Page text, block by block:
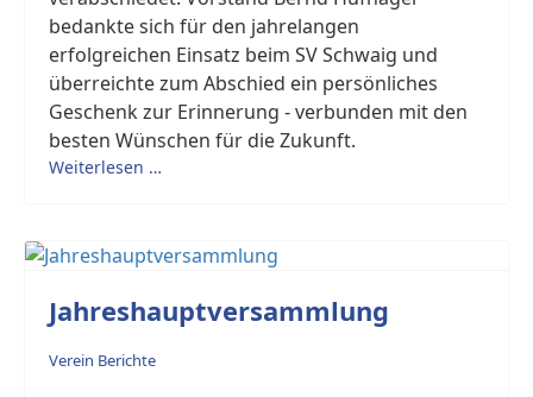
bedankte sich für den jahrelangen
erfolgreichen Einsatz beim SV Schwaig und
überreichte zum Abschied ein persönliches
Geschenk zur Erinnerung - verbunden mit den
besten Wünschen für die Zukunft.
Weiterlesen …
Jahreshauptversammlung
Verein Berichte